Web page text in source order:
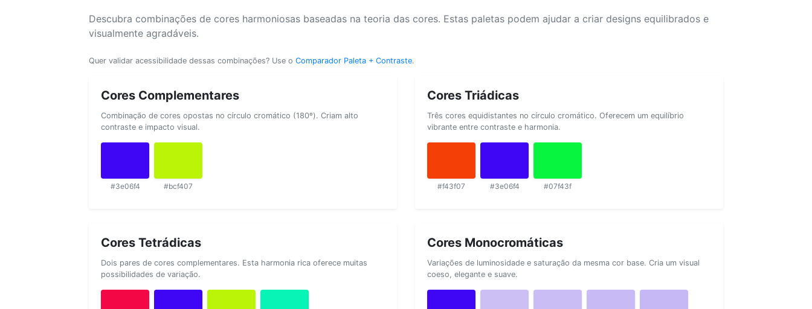
Descubra combinações de cores harmoniosas baseadas na teoria das cores. Estas paletas podem ajudar a criar designs equilibrados e
visualmente agradáveis.
Quer validar acessibilidade dessas combinações? Use o Comparador Paleta + Contraste.
Cores Complementares
Combinação de cores opostas no círculo cromático (180º). Criam alto
contraste e impacto visual.
#3e06f4 #bcf407
Cores Triádicas
Três cores equidistantes no círculo cromático. Oferecem um equilíbrio
vibrante entre contraste e harmonia.
#f43f07 #3e06f4 #07f43f
Cores Tetrádicas
Dois pares de cores complementares. Esta harmonia rica oferece muitas
possibilidades de variação.
Cores Monocromáticas
Variações de luminosidade e saturação da mesma cor base. Cria um visual
coeso, elegante e suave.